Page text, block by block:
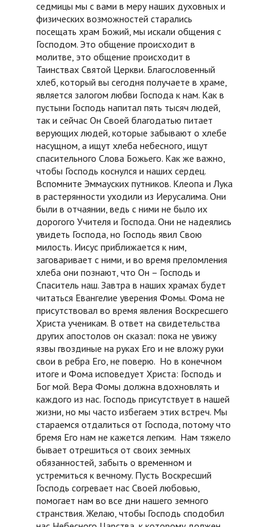
седмицы мы с вами в меру наших духовных и
физических возможностей старались
посещать храм Божий, мы искали общения с
Господом. Это общение происходит в
молитве, это общение происходит в
Таинствах Святой Церкви. Благословенный
хлеб, который вы сегодня получаете в храме,
является залогом любви Господа к нам. Как в
пустыни Господь напитал пять тысяч людей,
так и сейчас Он Своей благодатью питает
верующих людей, которые забывают о хлебе
насущном, а ищут хлеба небесного, ищут
спасительного Слова Божьего. Как же важно,
чтобы Господь коснулся и наших сердец.
Вспомните Эммауских путников. Клеопа и Лука
в растерянности уходили из Иерусалима. Они
были в отчаянии, ведь с ними не было их
дорогого Учителя и Господа. Они не надеялись
увидеть Господа, но Господь явил Свою
милость. Иисус приближается к ним,
заговаривает с ними, и во время преломления
хлеба они познают, что Он – Господь и
Спаситель наш. Завтра в наших храмах будет
читаться Евангелие уверения Фомы. Фома не
присутствовал во время явления Воскресшего
Христа ученикам. В ответ на свидетельства
других апостолов он сказал: пока не увижу
язвы гвоздиные на руках Его и не вложу руки
свои в ребра Его, не поверю. Но в конечном
итоге и Фома исповедует Христа: Господь и
Бог мой. Вера Фомы должна вдохновлять и
каждого из нас. Господь присутствует в нашей
жизни, но мы часто избегаем этих встреч. Мы
стараемся отдалиться от Господа, потому что
бремя Его нам не кажется легким. Нам тяжело
бывает отрешиться от своих земных
обязанностей, забыть о временном и
устремиться к вечному. Пусть Воскресший
Господь согревает нас Своей любовью,
помогает нам во все дни нашего земного
странствия. Желаю, чтобы Господь сподобил